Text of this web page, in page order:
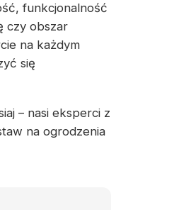
funkcjonalność
czy obszar
na każdym
się
– nasi eksperci z
na ogrodzenia